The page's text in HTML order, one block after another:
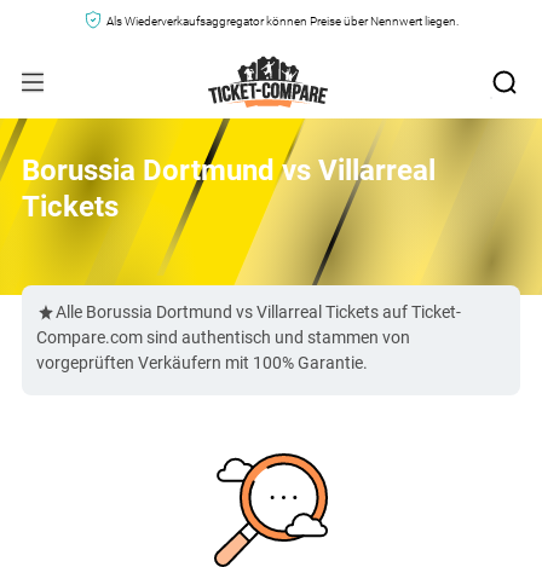
Als Wiederverkaufsaggregator können Preise über Nennwert liegen.
Borussia Dortmund vs Villarreal
Tickets
Alle Borussia Dortmund vs Villarreal Tickets auf Ticket-
Compare.com sind authentisch und stammen von
vorgeprüften Verkäufern mit 100% Garantie.